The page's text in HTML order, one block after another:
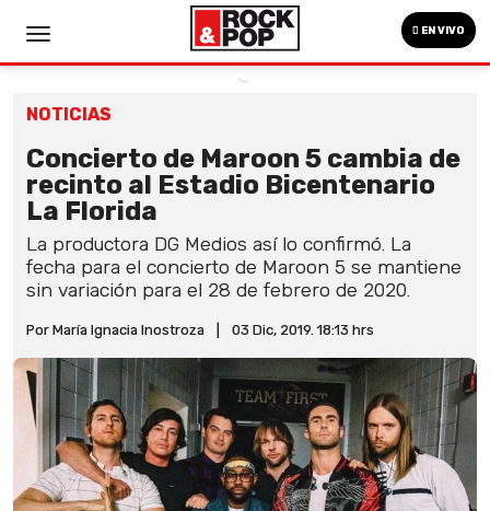
EN VIVO
NOTICIAS
Concierto de Maroon 5 cambia de
recinto al Estadio Bicentenario
La Florida
La productora DG Medios así lo confirmó. La
fecha para el concierto de Maroon 5 se mantiene
sin variación para el 28 de febrero de 2020.
Por María Ignacia Inostroza 03 Dic, 2019. 18:13 hrs